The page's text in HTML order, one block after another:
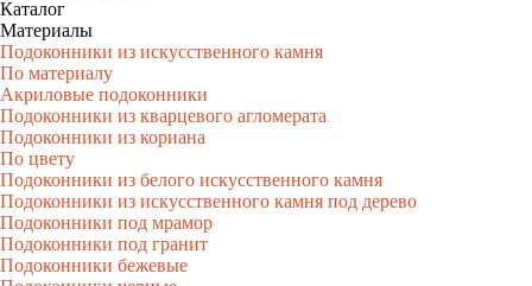
Каталог
Материалы
Подоконники из искусственного камня
По материалу
Акриловые подоконники
Подоконники из кварцевого агломерата
Подоконники из кориана
По цвету
Подоконники из белого искусственного камня
Подоконники из искусственного камня под дерево
Подоконники под мрамор
Подоконники под гранит
Подоконники бежевые